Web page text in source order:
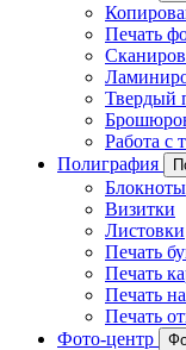
Печать
Твердый
Работа с
Полиграфия
Блокноты
Визитки
Листовки
Печать
Печать
Печать
Печать
Фото-центр